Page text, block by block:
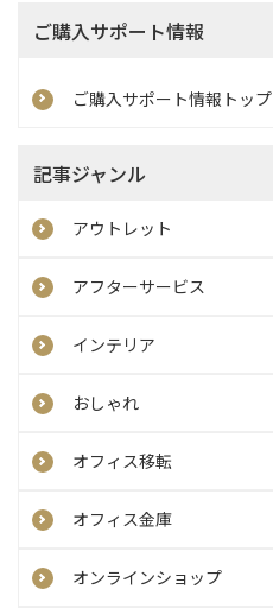
ご購入サポート情報
ご購入サポート情報トップ
記事ジャンル
アウトレット
アフターサービス
インテリア
おしゃれ
オフィス移転
オフィス金庫
オンラインショップ